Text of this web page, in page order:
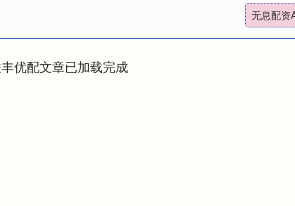
无息配资
优配文章已加载完成